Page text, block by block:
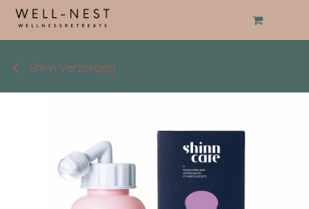
Overslaan naar inhoud
Shinn Verzorging